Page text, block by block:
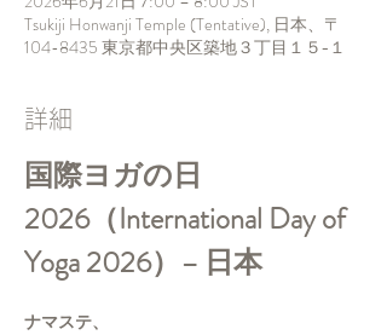
Tsukiji Honwanji Temple (Tentative), 日本、〒
104-8435 東京都中央区築地３丁目１５−１
詳細
国際ヨガの日
2026（International Day of
Yoga 2026）– 日本
ナマステ、